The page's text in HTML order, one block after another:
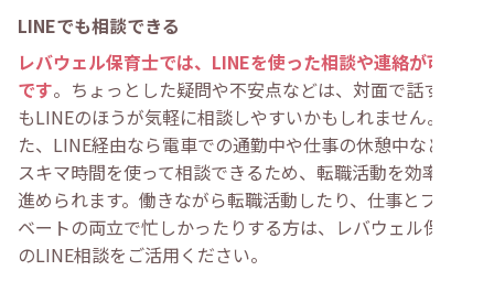
LINEでも相談できる
レバウェル保育士では、LINEを使った相談や連絡が可能
です。ちょっとした疑問や不安点などは、対面で話すより
もLINEのほうが気軽に相談しやすいかもしれません。ま
た、LINE経由なら電車での通勤中や仕事の休憩中など、
スキマ時間を使って相談できるため、転職活動を効率よく
進められます。働きながら転職活動したり、仕事とプライ
ベートの両立で忙しかったりする方は、レバウェル保育士
のLINE相談をご活用ください。